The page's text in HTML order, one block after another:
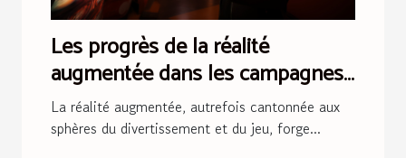
Les progrès de la réalité
augmentée dans les campagnes
publicitaires en ligne
La réalité augmentée, autrefois cantonnée aux
sphères du divertissement et du jeu, forge...